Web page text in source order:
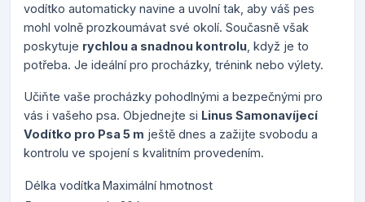
vodítko automaticky navine a uvolní tak, aby váš pes
mohl volně prozkoumávat své okolí. Současně však
poskytuje rychlou a snadnou kontrolu , když je to
potřeba. Je ideální pro procházky, trénink nebo výlety.
Učiňte vaše procházky pohodlnými a bezpečnými pro
vás i vašeho psa. Objednejte si Linus Samonavíjecí
Vodítko pro Psa 5 m ještě dnes a zažijte svobodu a
kontrolu ve spojení s kvalitním provedením.
Délka vodítka Maximální hmotnost